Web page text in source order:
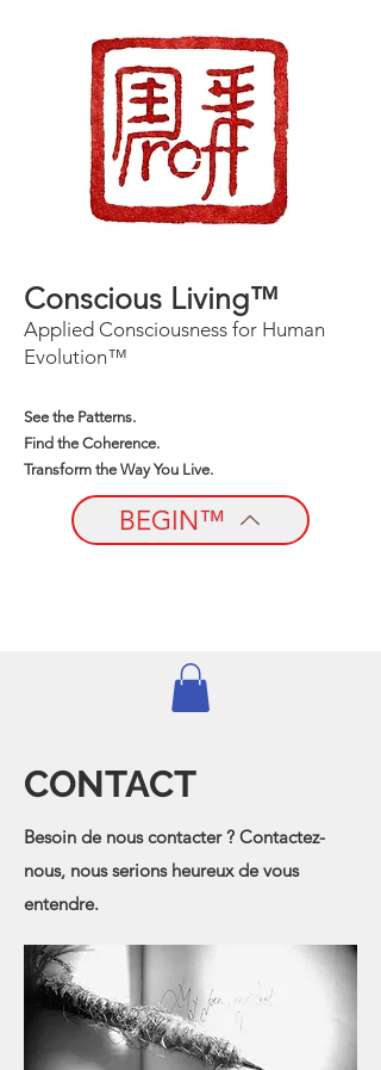
Conscious Living™
Applied Consciousness for Human
Evolution™
See the Patterns.
Find the Coherence.
Transform the Way You Live.
BEGIN™
CONTACT
Besoin de nous contacter ? Contactez-
nous, nous serions heureux de vous
entendre.